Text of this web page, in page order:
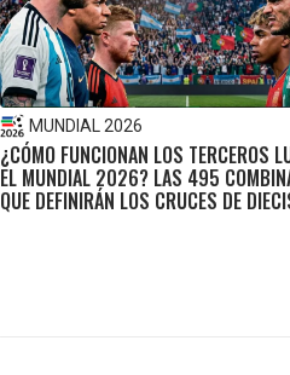
MUNDIAL 2026
¿CÓMO FUNCIONAN LOS TERCEROS
EL MUNDIAL 2026? LAS 495
QUE DEFINIRÁN LOS CRUCES DE